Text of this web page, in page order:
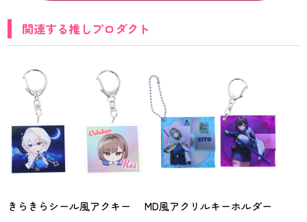
関連する推しプロダクト
きらきらシール風アクキー MD風アクリルキーホルダー